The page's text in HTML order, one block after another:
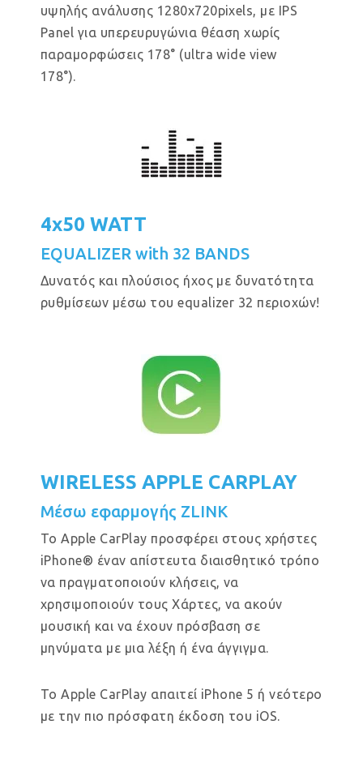
υψηλής ανάλυσης 1280x720pixels, με IPS
Panel για υπερευρυγώνια θέαση χωρίς
παραμορφώσεις 178° (ultra wide view
178°).
4x50 WATT
EQUALIZER with 32 BANDS
Δυνατός και πλούσιος ήχος με δυνατότητα
ρυθμίσεων μέσω του equalizer 32 περιοχών!
WIRELESS APPLE CARPLAY
Μέσω εφαρμογής ZLINK
Το Apple CarPlay προσφέρει στους χρήστες
iPhone® έναν απίστευτα διαισθητικό τρόπο
να πραγματοποιούν κλήσεις, να
χρησιμοποιούν τους Χάρτες, να ακούν
μουσική και να έχουν πρόσβαση σε
μηνύματα με μια λέξη ή ένα άγγιγμα.
Το Apple CarPlay απαιτεί iPhone 5 ή νεότερο
με την πιο πρόσφατη έκδοση του iOS.